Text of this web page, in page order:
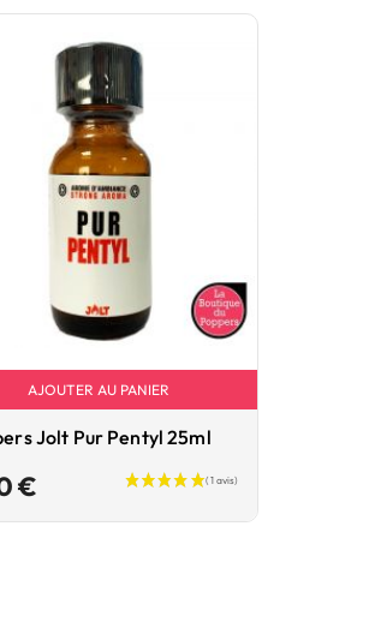
AJOUTER AU PANIER
Jolt Pur Pentyl 25ml
€